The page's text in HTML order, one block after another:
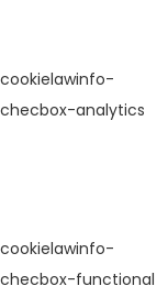
cookielawinfo-
checbox-analytics
cookielawinfo-
checbox-functional